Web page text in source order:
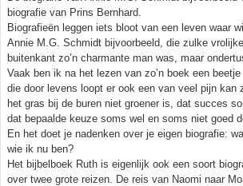
biografie van Prins Bernhard.
Biografieën leggen iets bloot van een leven waar
Annie M.G. Schmidt bijvoorbeeld, die zulke
buitenkant zo’n charmante man was, maar
Vaak ben ik na het lezen van zo’n boek een
die door levens loopt er ook een van veel pijn
het gras bij de buren niet groener is, dat succes
dat bepaalde keuze soms wel en soms niet goed
En het doet je nadenken over je eigen biografie:
wie ik nu ben?
Het bijbelboek Ruth is eigenlijk ook een soort
over twee grote reizen. De reis van Naomi naar